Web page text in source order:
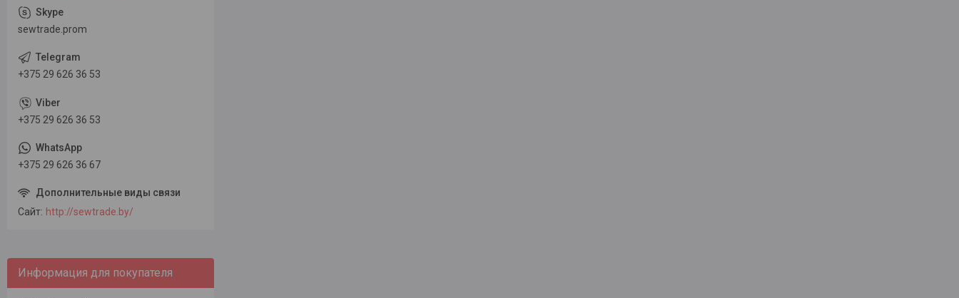
sewtrade.prom
+375 29 626 36 53
+375 29 626 36 53
+375 29 626 36 67
Сайт http://sewtrade.by/
Информация для покупателя